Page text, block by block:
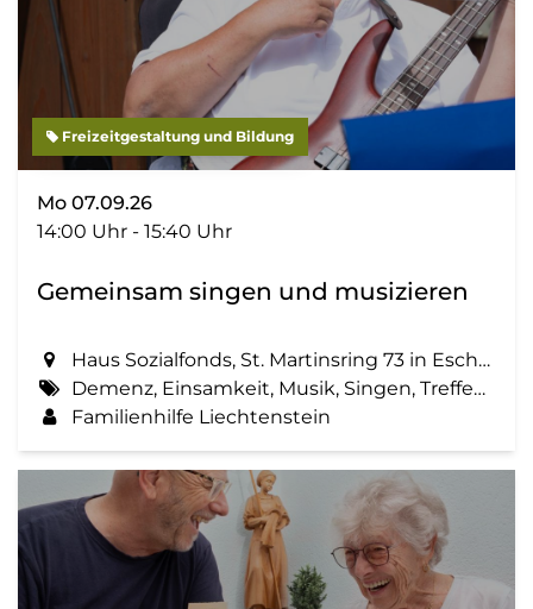
Freizeitgestaltung und Bildung
Mo 07.09.26
14:00 Uhr - 15:40 Uhr
Gemeinsam singen und musizieren
Haus Sozialfonds, St. Martinsring 73 in Eschen
Demenz, Einsamkeit, Musik, Singen, Treffen, Zemma tua - Senioren gemeinsam aktiv
Familienhilfe Liechtenstein